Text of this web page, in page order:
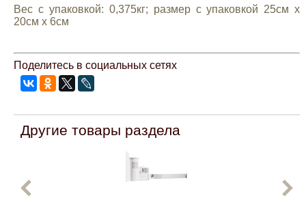
Вес с упаковкой: 0,375кг; размер с упаковкой 25см х
20см х 6см
Поделитесь в социальных сетях
Другие товары раздела